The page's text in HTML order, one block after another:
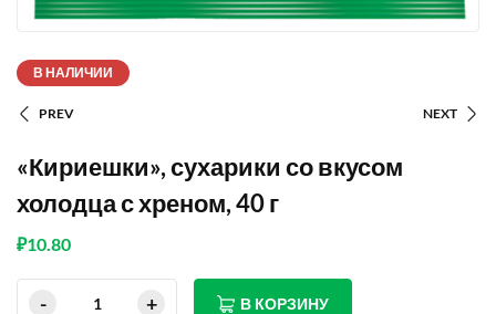
В НАЛИЧИИ
PREV NEXT
«Кириешки», сухарики со вкусом
холодца с хреном, 40 г
₽10.80
В КОРЗИНУ